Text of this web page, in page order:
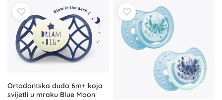
Ortodontska duda 6m+ koja
svijetli u mraku Blue Moon